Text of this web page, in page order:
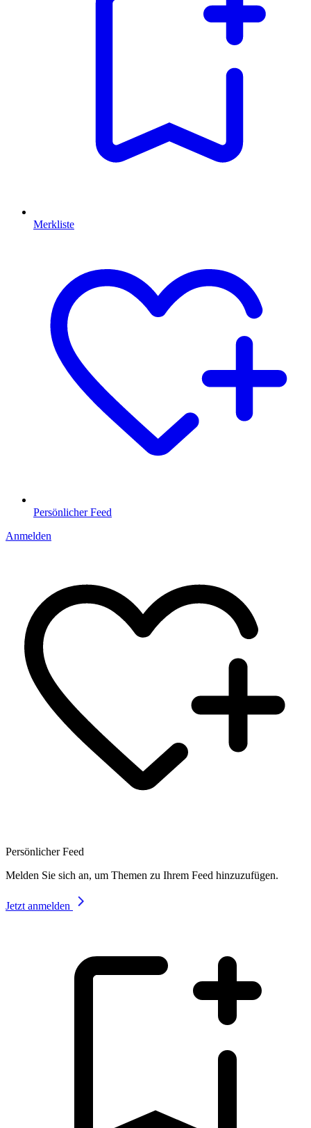
Merkliste
Persönlicher Feed
Anmelden
Persönlicher Feed
Melden Sie sich an, um Themen zu Ihrem Feed hinzuzufügen.
Jetzt anmelden